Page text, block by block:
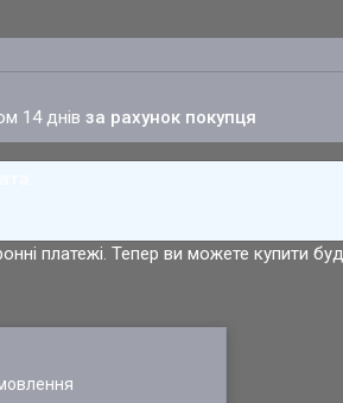
14 днівза рахунок покупця
платежі. Тепер ви можете купити